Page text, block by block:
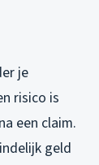
je
risico is
een claim.
geld